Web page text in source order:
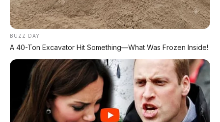
BUZZ DAY
A 40-Ton Excavator Hit Something—What Was Frozen Inside!